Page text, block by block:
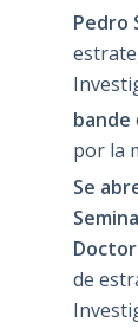
Pedro
bande
por la
Se
de